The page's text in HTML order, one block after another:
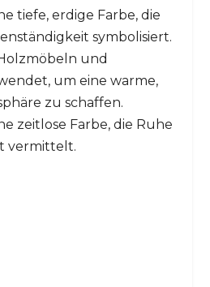
tiefe, erdige Farbe, die
symbolisiert.
und
um eine warme,
zu schaffen.
zeitlose Farbe, die Ruhe
vermittelt.